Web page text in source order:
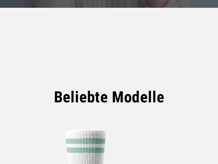
Beliebte Modelle